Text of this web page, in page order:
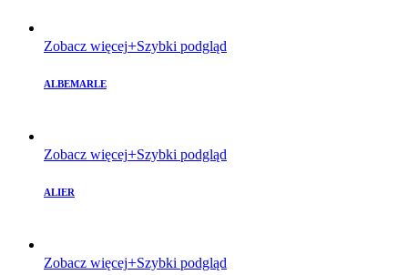
Zobacz więcej Szybki podgląd
ALBEMARLE
Zobacz więcej Szybki podgląd
ALIER
Zobacz więcej Szybki podgląd